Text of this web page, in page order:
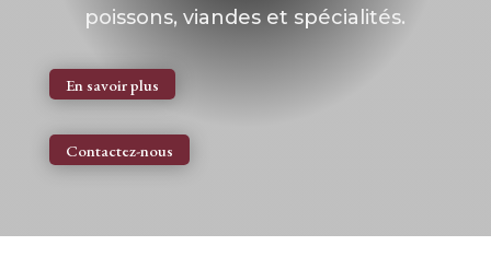
poissons, viandes et spécialités.
En savoir plus
Contactez-nous